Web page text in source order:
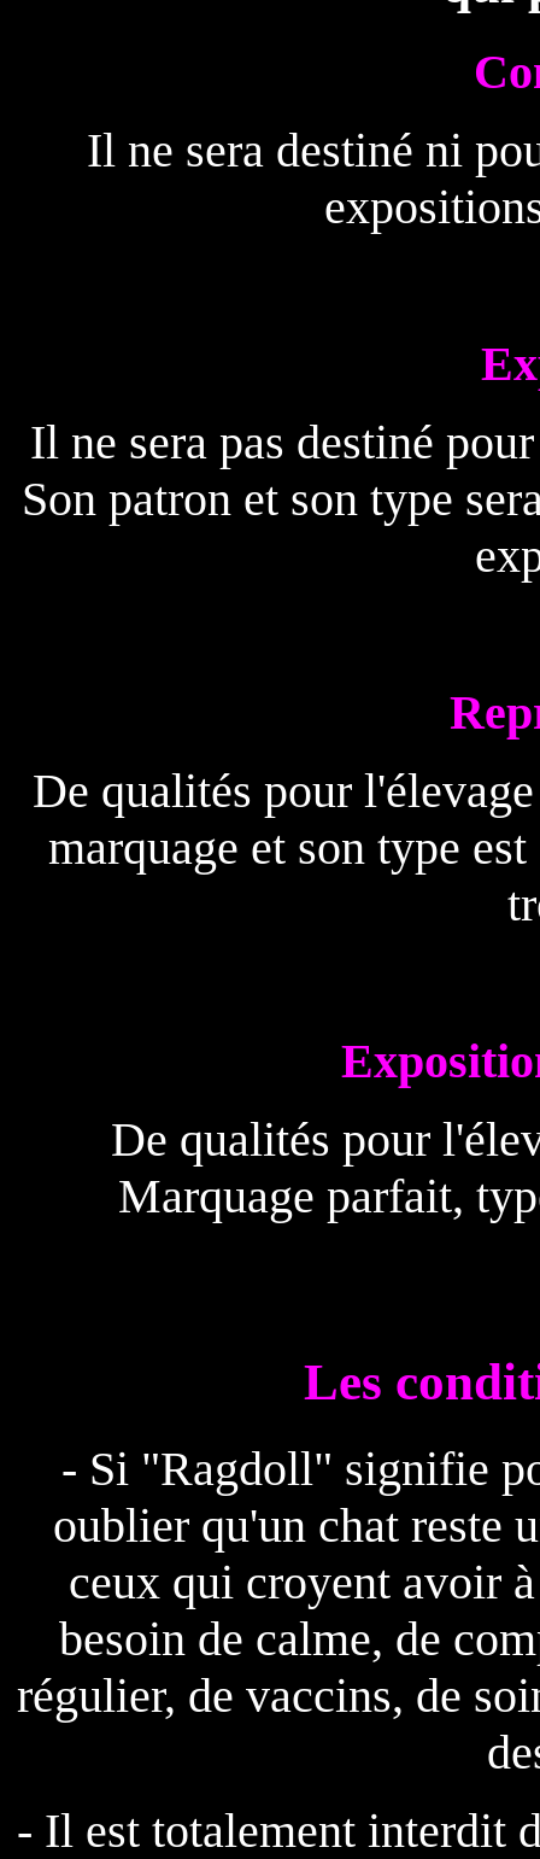
Il ne sera destiné ni
Il ne sera pas destiné
Son patron et son type
De qualités pour
marquage et son type
De qualités pour
Marquage parfait,
Les
- Si "Ragdoll" signifie
oublier qu'un chat reste
ceux qui croyent avoir
besoin de calme, de
régulier, de vaccins, de
- Il est totalement interdit